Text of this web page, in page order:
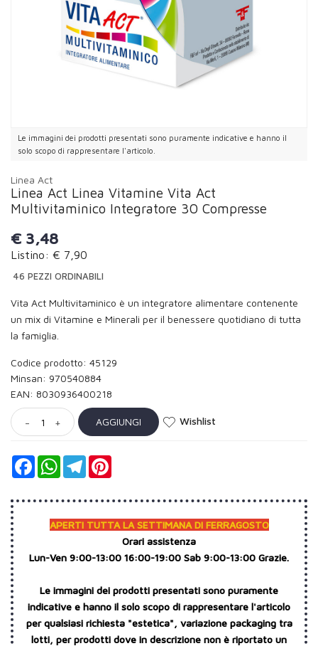
Le immagini dei prodotti presentati sono puramente indicative e hanno il
solo scopo di rappresentare l'articolo.
Linea Act
Linea Act Linea Vitamine Vita Act
Multivitaminico Integratore 30 Compresse
€ 3,48
Listino: € 7,90
46 PEZZI ORDINABILI
Vita Act Multivitaminico è un integratore alimentare contenente
un mix di Vitamine e Minerali per il benessere quotidiano di tutta
la famiglia.
Codice prodotto: 45129
Minsan: 970540884
EAN: 8030936400218
- + AGGIUNGI Wishlist
FacebookWhatsAppTelegram
APERTI TUTTA LA SETTIMANA DI FERRAGOSTO
Orari assistenza
Lun-Ven 9:00-13:00 16:00-19:00 Sab 9:00-13:00 Grazie.
Le immagini dei prodotti presentati sono puramente
indicative e hanno il solo scopo di rappresentare l'articolo
per qualsiasi richiesta "estetica", variazione packaging tra
lotti, per prodotti dove in descrizione non è riportato un